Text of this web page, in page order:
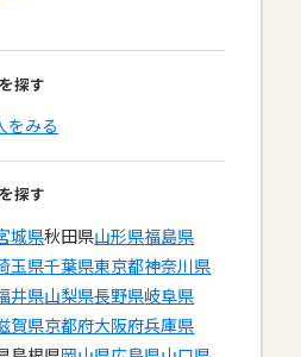
探す
をみる
探す
城県秋田県山形県福島県
玉県千葉県東京都神奈川県
井県山梨県長野県岐阜県
賀県京都府大阪府兵庫県